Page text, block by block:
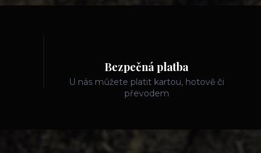
Bezpečná platba
U nás můžete platit kartou, hotově či
převodem